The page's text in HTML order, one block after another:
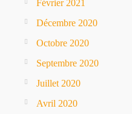
Février 2021
Décembre 2020
Octobre 2020
Septembre 2020
Juillet 2020
Avril 2020